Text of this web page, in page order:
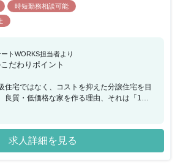
時短勤務相談可能
トWORKS担当者より
だわりポイント
住宅ではなく、コストを抑えた分譲住宅を目
良質・低価格な家を作る理由、それは「1人
ームを」という思いを達成するためです。日
所得の低いご家庭は住宅を購入することが難
、徹底した施工管理による工期の短縮とコス
、住宅開発の随所でアウトソースを有効に活
求人詳細を見る